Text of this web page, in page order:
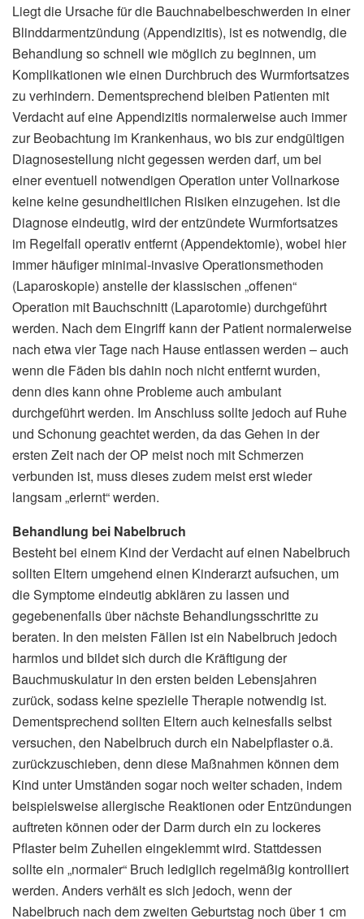
Liegt die Ursache für die Bauchnabelbeschwerden in einer
Blinddarmentzündung (Appendizitis), ist es notwendig, die
Behandlung so schnell wie möglich zu beginnen, um
Komplikationen wie einen Durchbruch des Wurmfortsatzes
zu verhindern. Dementsprechend bleiben Patienten mit
Verdacht auf eine Appendizitis normalerweise auch immer
zur Beobachtung im Krankenhaus, wo bis zur endgültigen
Diagnosestellung nicht gegessen werden darf, um bei
einer eventuell notwendigen Operation unter Vollnarkose
keine keine gesundheitlichen Risiken einzugehen. Ist die
Diagnose eindeutig, wird der entzündete Wurmfortsatzes
im Regelfall operativ entfernt (Appendektomie), wobei hier
immer häufiger minimal-invasive Operationsmethoden
(Laparoskopie) anstelle der klassischen „offenen“
Operation mit Bauchschnitt (Laparotomie) durchgeführt
werden. Nach dem Eingriff kann der Patient normalerweise
nach etwa vier Tage nach Hause entlassen werden – auch
wenn die Fäden bis dahin noch nicht entfernt wurden,
denn dies kann ohne Probleme auch ambulant
durchgeführt werden. Im Anschluss sollte jedoch auf Ruhe
und Schonung geachtet werden, da das Gehen in der
ersten Zeit nach der OP meist noch mit Schmerzen
verbunden ist, muss dieses zudem meist erst wieder
langsam „erlernt“ werden.
Behandlung bei Nabelbruch
Besteht bei einem Kind der Verdacht auf einen Nabelbruch
sollten Eltern umgehend einen Kinderarzt aufsuchen, um
die Symptome eindeutig abklären zu lassen und
gegebenenfalls über nächste Behandlungsschritte zu
beraten. In den meisten Fällen ist ein Nabelbruch jedoch
harmlos und bildet sich durch die Kräftigung der
Bauchmuskulatur in den ersten beiden Lebensjahren
zurück, sodass keine spezielle Therapie notwendig ist.
Dementsprechend sollten Eltern auch keinesfalls selbst
versuchen, den Nabelbruch durch ein Nabelpflaster o.ä.
zurückzuschieben, denn diese Maßnahmen können dem
Kind unter Umständen sogar noch weiter schaden, indem
beispielsweise allergische Reaktionen oder Entzündungen
auftreten können oder der Darm durch ein zu lockeres
Pflaster beim Zuheilen eingeklemmt wird. Stattdessen
sollte ein „normaler“ Bruch lediglich regelmäßig kontrolliert
werden. Anders verhält es sich jedoch, wenn der
Nabelbruch nach dem zweiten Geburtstag noch über 1 cm